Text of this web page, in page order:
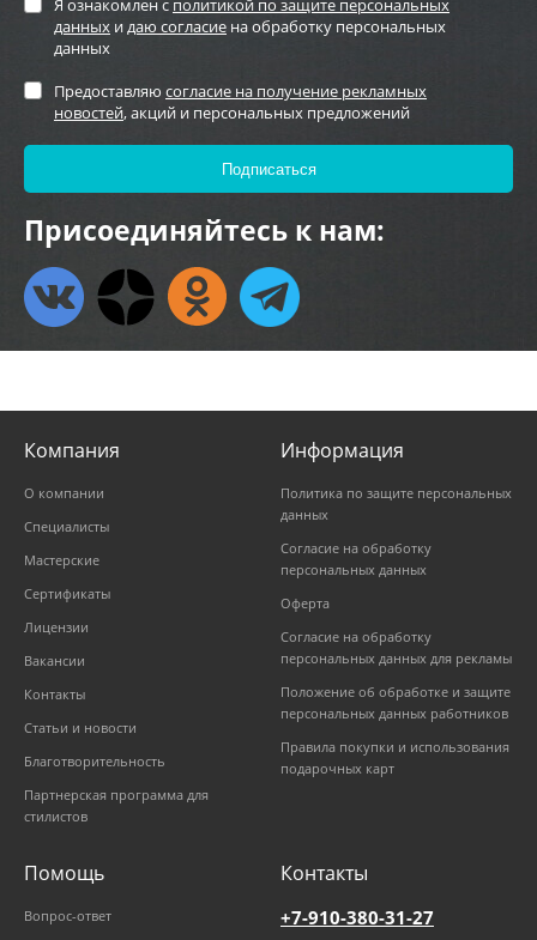
Я ознакомлен с политикой по защите персональных
данных идаю согласие на обработку персональных
данных
Предоставляю согласие на получение рекламных
новостей, акций и персональных предложений
Присоединяйтесь к нам:
Компания
О компании
Специалисты
Мастерские
Сертификаты
Лицензии
Вакансии
Контакты
Статьи и новости
Благотворительность
Партнерская программа для
стилистов
Информация
Политика по защите персональных
данных
Согласие на обработку
персональных данных
Оферта
Согласие на обработку
персональных данных для рекламы
Положение об обработке и защите
персональных данных работников
Правила покупки и использования
подарочных карт
Помощь
Вопрос-ответ
Контакты
+7-910-380-31-27